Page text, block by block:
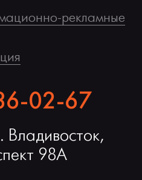
рекламные
02-67
Владивосток,
98А